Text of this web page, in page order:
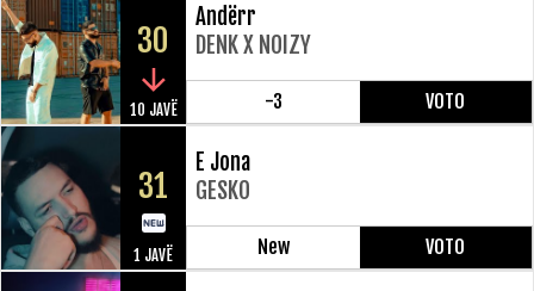
30
10 JAVË
Andërr
DENK X NOIZY
-3 VOTO
31
1 JAVË
E Jona
GESKO
New VOTO